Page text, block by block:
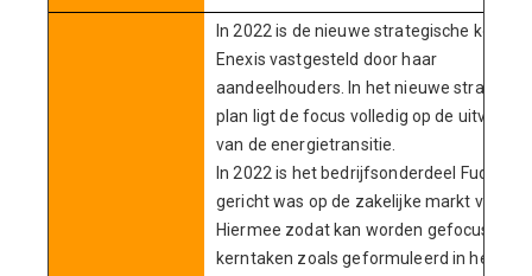
In 2022 is de nieuwe strategische koers
Enexis vastgesteld door haar
aandeelhouders. In het nieuwe
plan ligt de focus volledig op de
van de energietransitie.
In 2022 is het bedrijfsonderdeel Fudura
gericht was op de zakelijke markt
Hiermee zodat kan worden gefocust op
kerntaken zoals geformuleerd in het